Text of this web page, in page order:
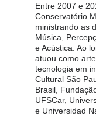
Entre 2007 e
Conservatório
ministrando as
Música,
e Acústica. Ao
atuou como
tecnologia em
Cultural São
Brasil,
UFSCar,
e Universidad